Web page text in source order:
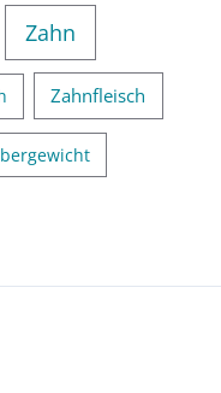
Zahn
Zahnfleisch